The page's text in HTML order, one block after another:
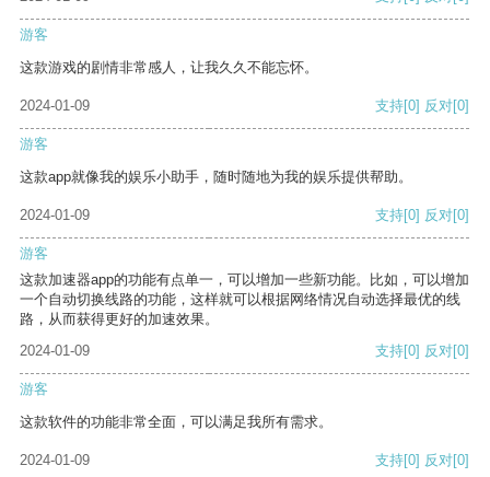
游客
这款游戏的剧情非常感人，让我久久不能忘怀。
2024-01-09 支持[0] 反对[0]
游客
这款app就像我的娱乐小助手，随时随地为我的娱乐提供帮助。
2024-01-09 支持[0] 反对[0]
游客
这款加速器app的功能有点单一，可以增加一些新功能。比如，可以增加
一个自动切换线路的功能，这样就可以根据网络情况自动选择最优的线
路，从而获得更好的加速效果。
2024-01-09
支持[0] 反对[0]
游客
这款软件的功能非常全面，可以满足我所有需求。
2024-01-09 支持[0] 反对[0]